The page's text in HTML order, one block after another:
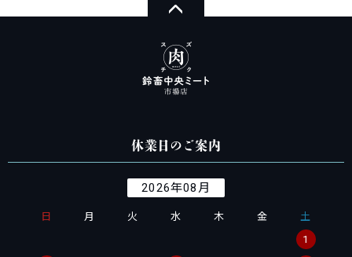
休業日のご案内
2026年08月
日 月 火 水 木 金
土
1